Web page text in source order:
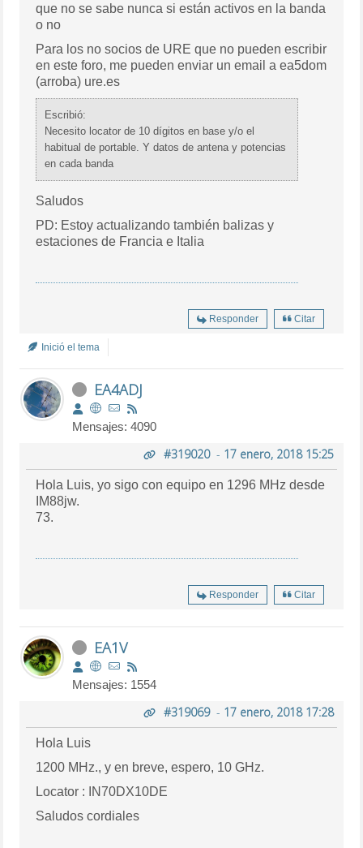
que no se sabe nunca si están activos en la banda
o no
Para los no socios de URE que no pueden escribir
en este foro, me pueden enviar un email a ea5dom
(arroba) ure.es
Escribió:
Necesito locator de 10 dígitos en base y/o el
habitual de portable. Y datos de antena y potencias
en cada banda
Saludos
PD: Estoy actualizando también balizas y
estaciones de Francia e Italia
Responder Citar
Inició el tema
EA4ADJ
Mensajes: 4090
#319020- 17 enero, 2018 15:25
Hola Luis, yo sigo con equipo en 1296 MHz desde
IM88jw.
73.
Responder Citar
EA1V
Mensajes: 1554
#319069- 17 enero, 2018 17:28
Hola Luis
1200 MHz., y en breve, espero, 10 GHz.
Locator : IN70DX10DE
Saludos cordiales